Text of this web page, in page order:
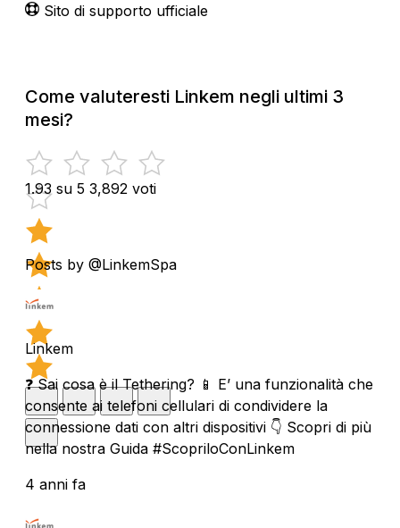
Sito di supporto ufficiale
Come valuteresti Linkem negli ultimi 3
mesi?
1.93 su 5 3,892 voti
Posts by @LinkemSpa
Linkem
❓ Sai cosa è il Tethering? 📱 E’ una funzionalità che
consente ai telefoni cellulari di condividere la
connessione dati con altri dispositivi 👇 Scopri di più
nella nostra Guida #ScopriloConLinkem
4 anni fa